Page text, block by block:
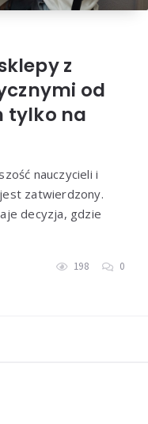
z
od
tylko na
nauczycieli i
zatwierdzony.
decyzja, gdzie
198 0